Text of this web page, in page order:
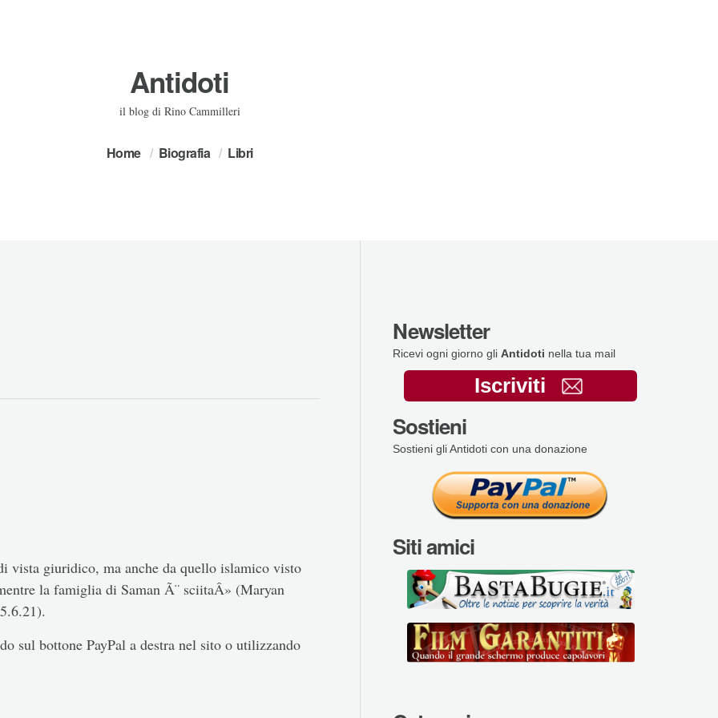
Antidoti
il blog di Rino Cammilleri
Home Biografia Libri
vista giuridico, ma anche da quello islamico visto
la famiglia di Saman Ã¨ sciitaÂ» (Maryan
sul bottone PayPal a destra nel sito o utilizzando
Newsletter
Ricevi ogni giorno gli Antidoti nella tua mail
Iscriviti
Sostieni
Sostieni gli Antidoti con una donazione
Siti amici